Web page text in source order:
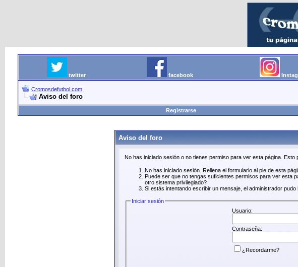
twitter facebook
Cromosdefutbol.com
Aviso del foro
Registrarse
Aviso del foro
No has iniciado sesión o no tienes permiso para ver esta página.
No has iniciado sesión. Rellena el formulario al pie de esta
Puede ser que no tengas suficientes permisos para ver esta
otro sistema privilegiado?
Si estás intentando escribir un mensaje, el administrador
Iniciar sesión
Usuario:
Contraseña:
¿Recordarme?